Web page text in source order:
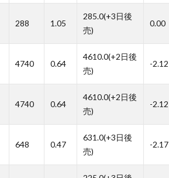
288 1.05
285.0(+3日後
売)
0.00
4740 0.64
4610.0(+2日後
売)
-2.12
4740 0.64
4610.0(+2日後
売)
-2.12
648 0.47
631.0(+3日後
売)
-2.17